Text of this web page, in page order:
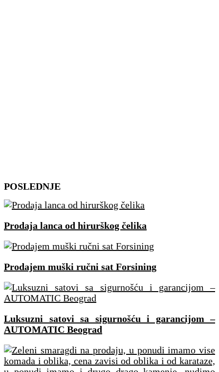
Skip
content
POSLEDNJE
Prodaja lanca od hirurškog čelika
Prodajem muški ručni sat Forsining
Luksuzni satovi sa sigurnošću i garancijom –
AUTOMATIC Beograd